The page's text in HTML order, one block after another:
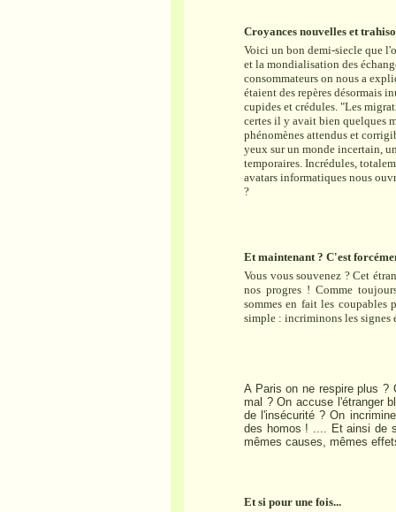
Croyances nouvelles et
Voici un bon demi-siecle que
et la mondialisation des
consommateurs on nous a
étaient des repères désormais
cupides et crédules. "Les
certes il y avait bien quelques
phénomènes attendus et
yeux sur un monde incertain,
temporaires. Incrédules,
avatars informatiques nous
?
Et maintenant ? C'est
Vous vous souvenez ? Cet
nos progres ! Comme
sommes en fait les coupables
simple : incriminons les signes
A Paris on ne respire plus ?
mal ? On accuse l'étranger
de l'insécurité ? On
des homos ! .... Et ainsi de
mêmes causes, mêmes
Et si pour une fois...